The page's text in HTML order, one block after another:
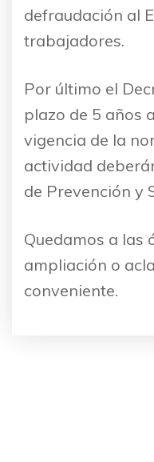
defraudación al
trabajadores.
Por último el
plazo de 5 años
vigencia de la
actividad
de Prevención y
Quedamos a las
ampliación o
conveniente.